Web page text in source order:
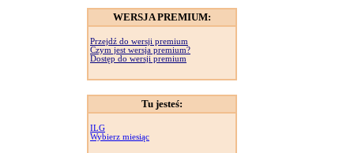
WERSJA PREMIUM:
Przejdź do wersji premium
Czym jest wersja premium?
Dostęp do wersji premium
Tu jesteś:
ILG
Wybierz miesiąc